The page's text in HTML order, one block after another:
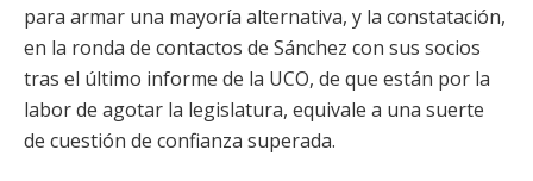
para armar una mayoría alternativa, y la constatación,
en la ronda de contactos de Sánchez con sus socios
tras el último informe de la UCO, de que están por la
labor de agotar la legislatura, equivale a una suerte
de cuestión de confianza superada.